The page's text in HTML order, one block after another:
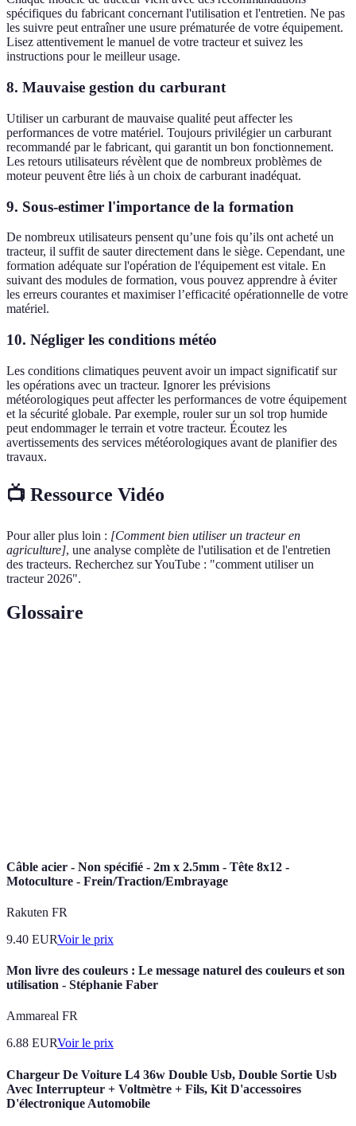
spécifiques du fabricant concernant l'utilisation et l'entretien. Ne pas
les suivre peut entraîner une usure prématurée de votre équipement.
Lisez attentivement le manuel de votre tracteur et suivez les
instructions pour le meilleur usage.
8. Mauvaise gestion du carburant
Utiliser un carburant de mauvaise qualité peut affecter les
performances de votre matériel. Toujours privilégier un carburant
recommandé par le fabricant, qui garantit un bon fonctionnement.
Les retours utilisateurs révèlent que de nombreux problèmes de
moteur peuvent être liés à un choix de carburant inadéquat.
9. Sous-estimer l'importance de la formation
De nombreux utilisateurs pensent qu’une fois qu’ils ont acheté un
tracteur, il suffit de sauter directement dans le siège. Cependant, une
formation adéquate sur l'opération de l'équipement est vitale. En
suivant des modules de formation, vous pouvez apprendre à éviter
les erreurs courantes et maximiser l’efficacité opérationnelle de votre
matériel.
10. Négliger les conditions météo
Les conditions climatiques peuvent avoir un impact significatif sur
les opérations avec un tracteur. Ignorer les prévisions
météorologiques peut affecter les performances de votre équipement
et la sécurité globale. Par exemple, rouler sur un sol trop humide
peut endommager le terrain et votre tracteur. Écoutez les
avertissements des services météorologiques avant de planifier des
travaux.
📺 Ressource Vidéo
Pour aller plus loin : [Comment bien utiliser un tracteur en
agriculture], une analyse complète de l'utilisation et de l'entretien
des tracteurs. Recherchez sur YouTube : "comment utiliser un
tracteur 2026".
Glossaire
Câble acier - Non spécifié - 2m x 2.5mm - Tête 8x12 -
Motoculture - Frein/Traction/Embrayage
Rakuten FR
9.40 EURVoir le prix
Mon livre des couleurs : Le message naturel des couleurs et son
utilisation - Stéphanie Faber
Ammareal FR
6.88 EURVoir le prix
Chargeur De Voiture L4 36w Double Usb, Double Sortie Usb
Avec Interrupteur + Voltmètre + Fils, Kit D'accessoires
D'électronique Automobile